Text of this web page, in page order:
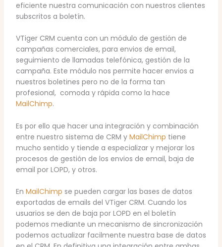
eficiente nuestra comunicación con nuestros clientes
subscritos a boletín.
VTiger CRM cuenta con un módulo de gestión de
campañas comerciales, para envios de email,
seguimiento de llamadas telefónica, gestión de la
campaña. Este módulo nos permite hacer envios a
nuestros boletines pero no de la forma tan
profesional, comoda y rápida como la hace
MailChimp.
Es por ello que hacer una integración y combinación
entre nuestro sistema de CRM y MailChimp tiene
mucho sentido y tiende a especializar y mejorar los
procesos de gestión de los envios de email, baja de
email por LOPD, y otros.
En MailChimp se pueden cargar las bases de datos
exportadas de emails del VTiger CRM. Cuando los
usuarios se den de baja por LOPD en el boletín
podemos mediante un mecanismo de sincronización
podemos actualizar facilmente nuestra base de datos